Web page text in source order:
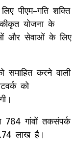
पीएम–गति शक्ति
योजना के
और सेवाओं के लिए
समाहित करने वाली
को
784 गांवों तकसंपर्क
.74लाख है।